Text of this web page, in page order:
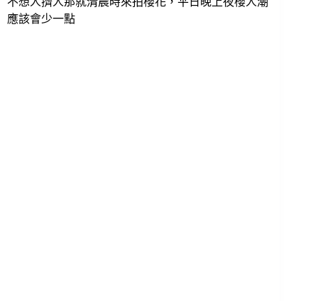
應該會少一點